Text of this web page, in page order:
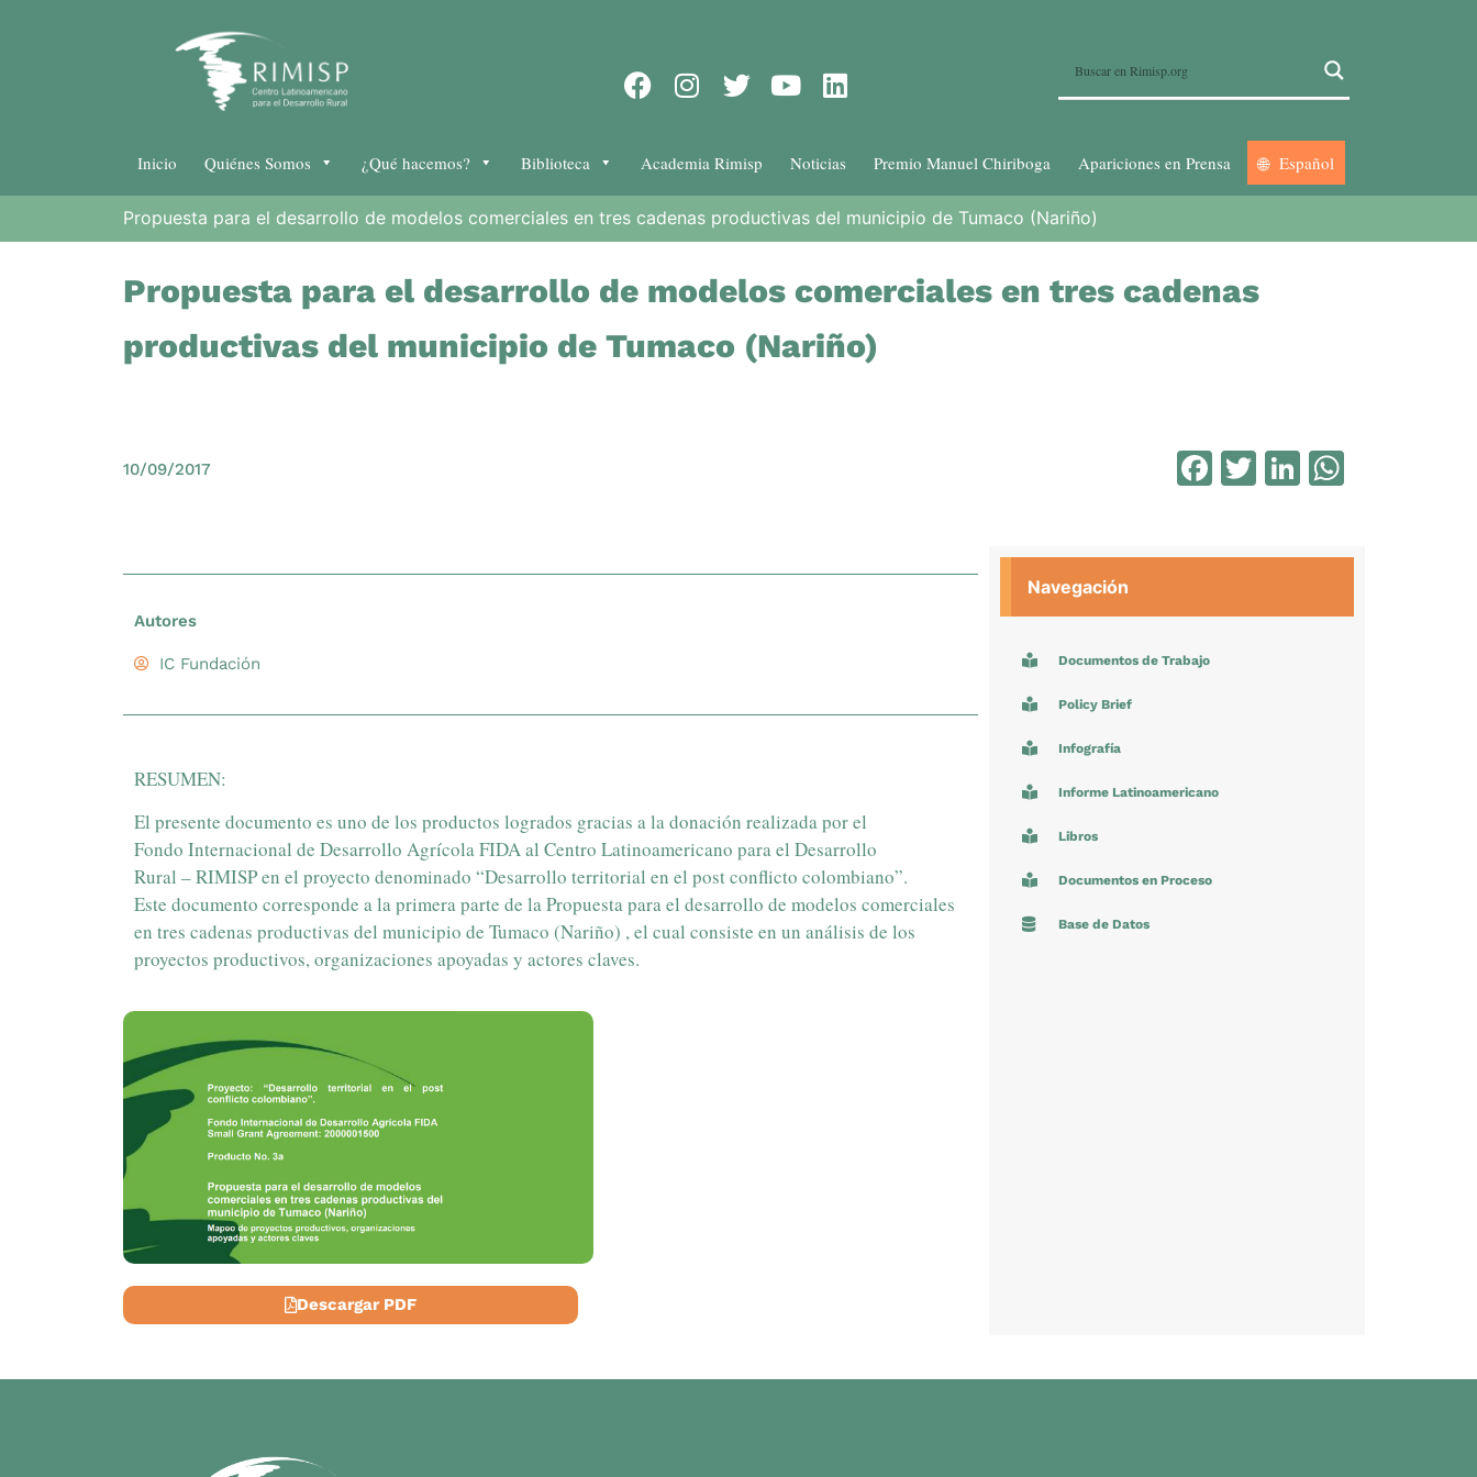
Inicio Quiénes Somos ¿Qué hacemos? Biblioteca Academia Rimisp Noticias Premio Manuel Chiriboga Apariciones en Prensa Español
Propuesta para el desarrollo de modelos comerciales en tres cadenas productivas del municipio de Tumaco (Nariño)
Propuesta para el desarrollo de modelos comerciales en tres cadenas
productivas del municipio de Tumaco (Nariño)
10/09/2017 Facebook
TwitterLinkedIn
Autores
IC Fundación
RESUMEN:
El presente documento es uno de los productos logrados gracias a la donación realizada por el
Fondo Internacional de Desarrollo Agrícola FIDA al Centro Latinoamericano para el Desarrollo
Rural – RIMISP en el proyecto denominado “Desarrollo territorial en el post conflicto colombiano”.
Este documento corresponde a la primera parte de la Propuesta para el desarrollo de modelos comerciales
en tres cadenas productivas del municipio de Tumaco (Nariño) , el cual consiste en un análisis de los
proyectos productivos, organizaciones apoyadas y actores claves.
Descargar PDF
Navegación
Documentos de Trabajo
Policy Brief
Infografía
Informe Latinoamericano
Libros
Documentos en Proceso
Base de Datos